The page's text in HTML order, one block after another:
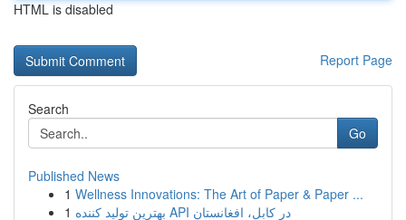
HTML is disabled
Report Page
Search
Go
Published News
1 Wellness Innovations: The Art of Paper & Paper ...
1
بهترین تولید کننده API در کابل، افغانستان